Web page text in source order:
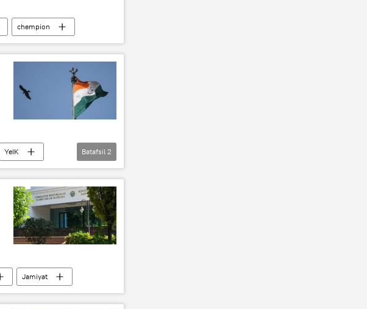
chempion
YeIK
Batafsil 2
Jamiyat